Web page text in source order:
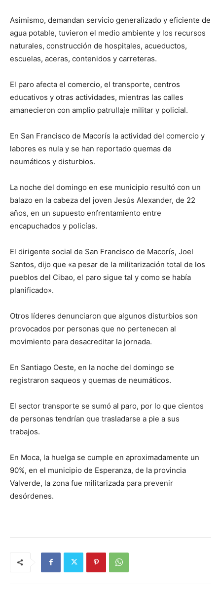
Asimismo, demandan servicio generalizado y eficiente de
agua potable, tuvieron el medio ambiente y los recursos
naturales, construcción de hospitales, acueductos,
escuelas, aceras, contenidos y carreteras.
El paro afecta el comercio, el transporte, centros
educativos y otras actividades, mientras las calles
amanecieron con amplio patrullaje militar y policial.
En San Francisco de Macorís la actividad del comercio y
labores es nula y se han reportado quemas de
neumáticos y disturbios.
La noche del domingo en ese municipio resultó con un
balazo en la cabeza del joven Jesús Alexander, de 22
años, en un supuesto enfrentamiento entre
encapuchados y policías.
El dirigente social de San Francisco de Macorís, Joel
Santos, dijo que «a pesar de la militarización total de los
pueblos del Cibao, el paro sigue tal y como se había
planificado».
Otros líderes denunciaron que algunos disturbios son
provocados por personas que no pertenecen al
movimiento para desacreditar la jornada.
En Santiago Oeste, en la noche del domingo se
registraron saqueos y quemas de neumáticos.
El sector transporte se sumó al paro, por lo que cientos
de personas tendrían que trasladarse a pie a sus
trabajos.
En Moca, la huelga se cumple en aproximadamente un
90%, en el municipio de Esperanza, de la provincia
Valverde, la zona fue militarizada para prevenir
desórdenes.